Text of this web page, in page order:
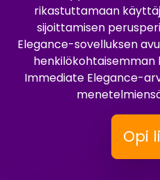
rikastuttamaan
sijoittamisen
Elegance-sovelluksen
henkilökohtaisemman
Immediate Elegance-
Opi